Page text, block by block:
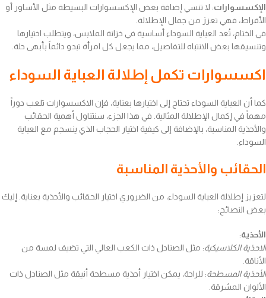
الإكسسوارات: لا تنسي إضافة بعض الإكسسوارات البسيطة مثل الأساور أو
الأقراط، فهي تعزز من جمال الإطلالة.
في الختام، تُعد العباية السوداء أساسية في خزانة الملابس، ويتطلب اختيارها
وتنسيقها بعض الانتباه للتفاصيل، مما يجعل كل امرأة تبدو دائماً بأبهى حلة.
اكسسوارات تكمل إطلالة العباية السوداء
كما أن العباية السوداء تحتاج إلى اختيارها بعناية، فإن الاكسسوارات تلعب دوراً
مهماً في إكمال الإطلالة المثالية. في هذا الجزء، سنتناول أهمية الحقائب
والأحذية المناسبة، بالإضافة إلى كيفية اختيار الحجاب الذي ينسجم مع العباية
السوداء.
الحقائب والأحذية المناسبة
لتعزيز إطلالة العباية السوداء، من الضروري اختيار الحقائب والأحذية بعناية. إليك
بعض النصائح:
الأحذية:
الاحذية الكلاسيكية: مثل الصنادل ذات الكعب العالي التي تضيف لمسة من
الأناقة.
الأحذية المسطحة: للراحة، يمكن اختيار أحذية مسطحة أنيقة مثل الصنادل ذات
الألوان المشرقة.